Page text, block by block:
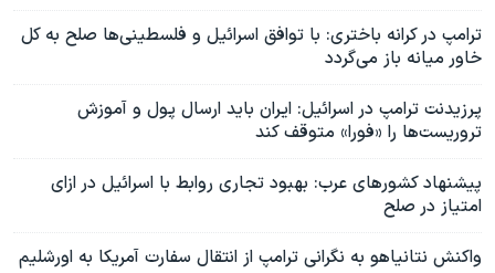
ترامپ در کرانه باختری: با توافق اسرائیل و فلسطینی‌ها صلح به کل
خاور میانه باز می‌گردد
پرزیدنت ترامپ در اسرائیل: ایران باید ارسال پول و آموزش
تروریست‌ها را «فورا» متوقف کند
پیشنهاد کشورهای عرب: بهبود تجاری روابط با اسرائیل در ازای
امتیاز در صلح
واکنش نتانیاهو به نگرانی ترامپ از انتقال سفارت آمریکا به اورشلیم